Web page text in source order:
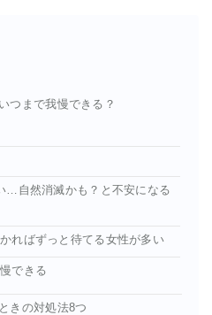
つまで我慢できる？
…自然消滅かも？と不安になる
ればずっと待てる女性が多い
できる
きの対処法8つ